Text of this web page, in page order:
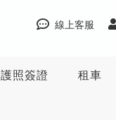
線上客服
護照簽證 租車